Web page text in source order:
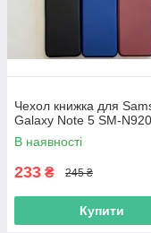
Чехол книжка для
Galaxy Note 5 SM-N920
В наявності
233 ₴ 245 ₴
Купити